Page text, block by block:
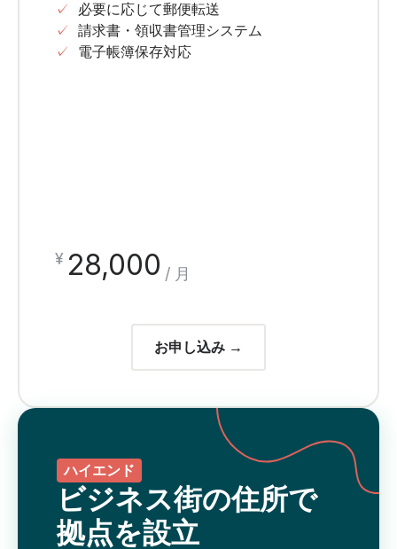
✓
必要に応じて郵便転送
✓ 請求書・領収書管理システム
✓
電子帳簿保存対応
¥ 28,000 / 月
お申し込み →
ハイエンド
ビジネス街の住所で
拠点を設立